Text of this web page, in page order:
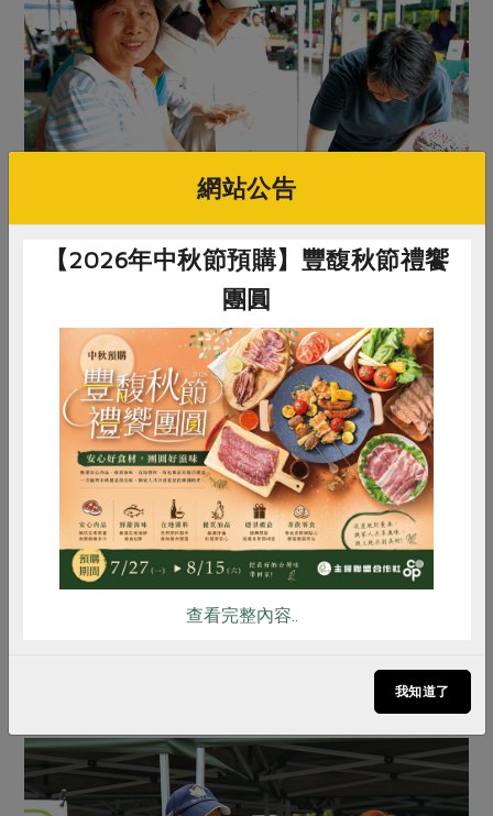
▲下午基改講堂活動，由校園午餐搞非基行動團隊成員陳
儒瑋導讀《基因體改造手冊》，並由搞非基志工小組帶領
參與民眾動手做非基改豆腐丸子。
▲善糧雞蛋以實際行動支持非基改飼料養殖。
惜食 RPET 食譜 減硝酸鹽
雞蛋 食安 共同購買
網站公告
【2026年中秋節預購】豐馥秋節禮饗
團圓
查看完整內容..
我知道了